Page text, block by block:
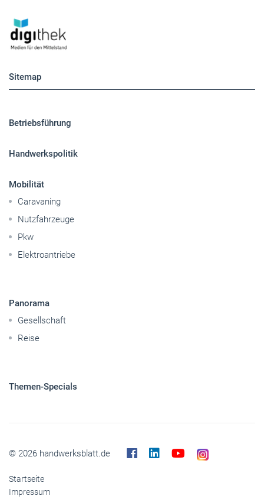
Sitemap
Betriebsführung
Handwerkspolitik
Mobilität
Caravaning
Nutzfahrzeuge
Pkw
Elektroantriebe
Panorama
Gesellschaft
Reise
Themen-Specials
© 2026 handwerksblatt.de
Startseite
Impressum